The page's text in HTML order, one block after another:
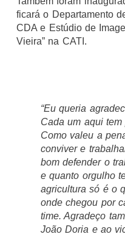
ficará o Departamento
CDA e Estúdio de
Vieira” na CATI.
“Eu queria
Cada um aqui
Como valeu a
conviver e
bom defender o
e quanto orgulho
agricultura só é o
onde chegou por
time. Agradeço
João Doria e ao